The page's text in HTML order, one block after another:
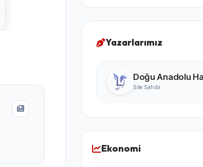
Yazarlarımız
Turgay Karabıyık
Ünlü Yazar
Ekonomi